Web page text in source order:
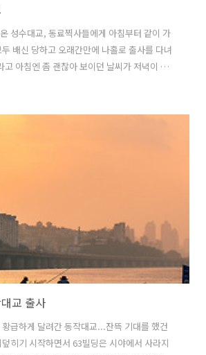
성수대교, 동료찍사들에게 아침부터 같이 가
배신 당하고 오래간만에 나홀로 출사를 다녀
고 아침엔 좀 괜찮아 보이던 날씨가 저녁이 가
전부 가려서 보이지 않고 엎친데 덮친 격으로
줄줄 흐르기 시작하고...정말 왕짜증이었다..강
교 출사
급하게 달려간 동작대교...잔뜩 기대를 했건
히기 시작하면서 63빌딩은 시야에서 사라지